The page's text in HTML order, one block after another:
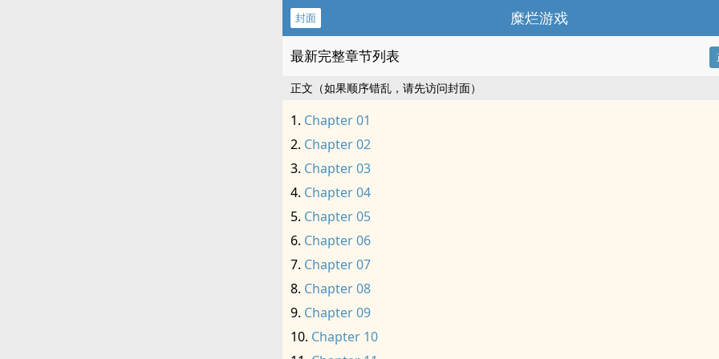
封面 糜烂游戏
最新完整章节列表
正文（如果顺序错乱，请先访问封面）
Chapter 01
Chapter 02
Chapter 03
Chapter 04
Chapter 05
Chapter 06
Chapter 07
Chapter 08
Chapter 09
Chapter 10